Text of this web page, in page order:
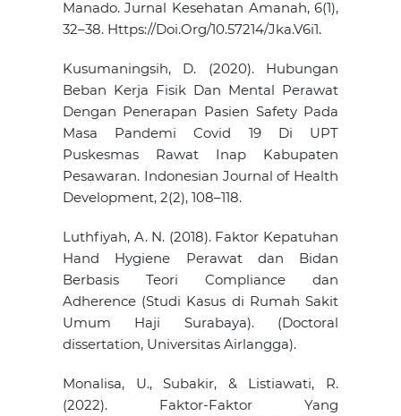
Manado. Jurnal Kesehatan Amanah, 6(1),
32–38. Https://Doi.Org/10.57214/Jka.V6i1.
Kusumaningsih, D. (2020). Hubungan
Beban Kerja Fisik Dan Mental Perawat
Dengan Penerapan Pasien Safety Pada
Masa Pandemi Covid 19 Di UPT
Puskesmas Rawat Inap Kabupaten
Pesawaran. Indonesian Journal of Health
Development, 2(2), 108–118.
Luthfiyah, A. N. (2018). Faktor Kepatuhan
Hand Hygiene Perawat dan Bidan
Berbasis Teori Compliance dan
Adherence (Studi Kasus di Rumah Sakit
Umum Haji Surabaya). (Doctoral
dissertation, Universitas Airlangga).
Monalisa, U., Subakir, & Listiawati, R.
(2022). Faktor-Faktor Yang